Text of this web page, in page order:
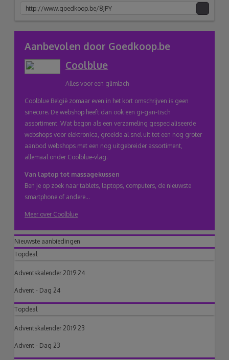
Aanbevolen door Goedkoop.be
Coolblue
Alles voor een glimlach
Coolblue België zomaar even in het kort omschrijven is geen
sinecure. De webshop heeft dan ook een gi-gan-tisch
assortiment. Wat begon als een verzameling gespecialiseerde
webshops voor elektronica, groeide al snel uit tot een nog groter
aanbod webshops met een nog uitgebreider assortiment,
allemaal onder Coolblue-vlag.
Van laptop tot massagekussen
Ben je op zoek naar tablets, laptops, computers, de nieuwste
smartphone of andere...
Meer over Coolblue
Nieuwste aanbiedingen
Topdeal
Adventskalender 2019 24
Advent - Dag 24
Topdeal
Adventskalender 2019 23
Advent - Dag 23